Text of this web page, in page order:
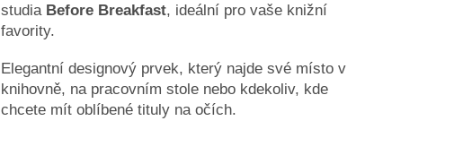
studia Before Breakfast, ideální pro vaše knižní
favority.
Elegantní designový prvek, který najde své místo v
knihovně, na pracovním stole nebo kdekoliv, kde
chcete mít oblíbené tituly na očích.